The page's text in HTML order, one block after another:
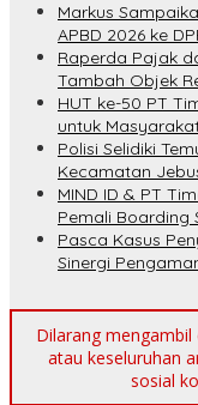
Markus
APBD 2026 ke
Raperda Pajak
Tambah Objek
HUT ke-50 PT
untuk
Polisi Selidiki
Kecamatan
MIND ID & PT
Pemali Boarding
Pasca Kasus
Sinergi
Dilarang
atau keseluruhan
sosial